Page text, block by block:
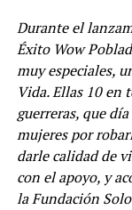
Durante el
Éxito Wow
muy especiales,
Vida. Ellas 10 en
guerreras, que
mujeres por
darle calidad de
con el apoyo, y
la Fundación